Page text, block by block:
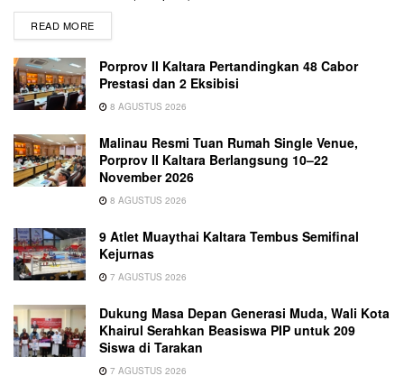
READ MORE
Porprov II Kaltara Pertandingkan 48 Cabor
Prestasi dan 2 Eksibisi
8 AGUSTUS 2026
Malinau Resmi Tuan Rumah Single Venue,
Porprov II Kaltara Berlangsung 10–22
November 2026
8 AGUSTUS 2026
9 Atlet Muaythai Kaltara Tembus Semifinal
Kejurnas
7 AGUSTUS 2026
Dukung Masa Depan Generasi Muda, Wali Kota
Khairul Serahkan Beasiswa PIP untuk 209
Siswa di Tarakan
7 AGUSTUS 2026